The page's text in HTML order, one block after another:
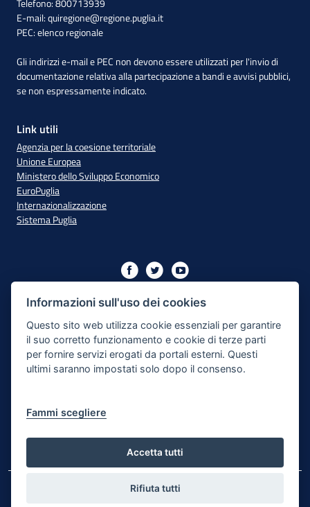
Telefono: 800713939
E-mail:quiregione@regione.puglia.it
PEC:elenco regionale
Gli indirizzi e-mail e PEC non devono essere utilizzati per l'invio di
documentazione relativa alla partecipazione a bandi e avvisi pubblici,
se non espressamente indicato.
Link utili
Agenzia per la coesione territoriale
Unione Europea
Ministero dello Sviluppo Economico
EuroPuglia
Internazionalizzazione
Sistema Puglia
XIII
Dichiarazione di Accessibilità
Note Legali
© Regione Puglia
Informazioni sull'uso dei cookies
Questo sito web utilizza cookie essenziali per garantire
il suo corretto funzionamento e cookie di terze parti
per fornire servizi erogati da portali esterni. Questi
ultimi saranno impostati solo dopo il consenso.
Fammi scegliere
Accetta tutti
Rifiuta tutti